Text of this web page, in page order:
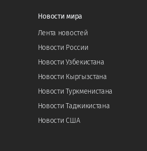
Новости мира
Лента новостей
Новости России
Новости Узбекистана
Новости Кыргызстана
Новости Туркменистана
Новости Таджикистана
Новости США